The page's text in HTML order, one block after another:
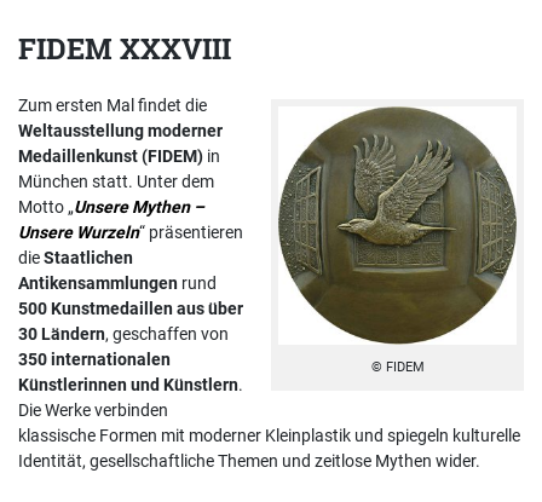
FIDEM XXXVIII
© FIDEM
Zum ersten Mal findet die
Weltausstellung moderner
Medaillenkunst (FIDEM) in
München statt. Unter dem
Motto „Unsere Mythen –
Unsere Wurzeln“ präsentieren
dieStaatlichen
Antikensammlungen rund
500 Kunstmedaillen aus über
30 Ländern, geschaffen von
350 internationalen
Künstlerinnen und Künstlern.
Die Werke verbinden
klassische Formen mit moderner Kleinplastik und spiegeln kulturelle
Identität, gesellschaftliche Themen und zeitlose Mythen wider.